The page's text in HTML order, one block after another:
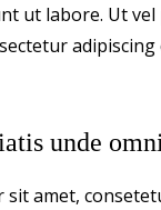
ut labore. Ut vel
unde
sit amet,